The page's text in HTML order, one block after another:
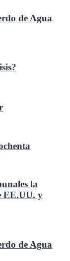
de Agua
la
EE.UU. y
de Agua